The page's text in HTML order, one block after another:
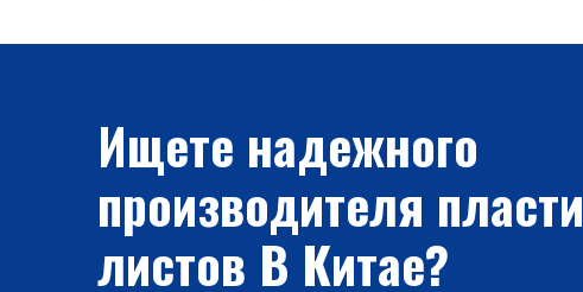
Ищете надежного
производителя
листов В Китае?